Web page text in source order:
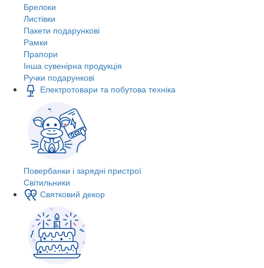
Брелоки
Листівки
Пакети подарункові
Рамки
Прапори
Інша сувенірна продукція
Ручки подарункові
Електротовари та побутова техніка
Повербанки і зарядні пристрої
Світильники
Святковий декор